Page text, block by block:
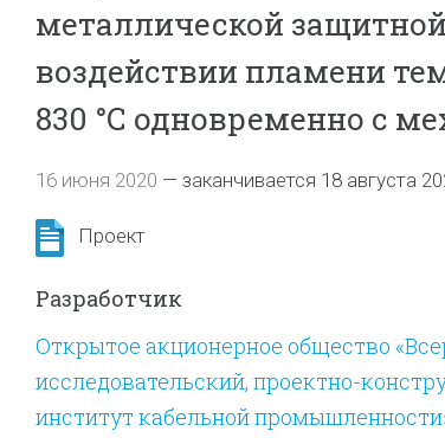
металлической
воздействии пламени
830 °С одновременно с
16 июня 2020 — заканчивается 18 августа
Проект
Разработчик
Открытое акционерное общество
исследовательский, проектно-
институт кабельной